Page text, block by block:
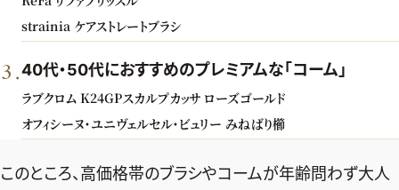
エクラプレミアムNEWS
通販ランキング
デジタルカタログ
エクラプレミアム通販
from編集部
インフォメーション
プレゼント
MAGAZINE
strainia ケアストレートブラシ
3 .40代・50代におすすめのプレミアムな「コーム」
ラブクロム K24GPスカルプカッサ ローズゴールド
オフィシーヌ・ユニヴェルセル・ビュリー みねばり櫛
このところ、高価格帯のブラシやコームが年齢問わず大人